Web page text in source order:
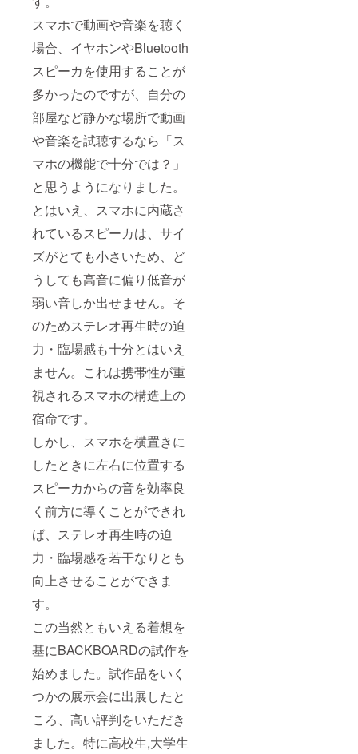
スマホで動画や音楽を聴く
場合、イヤホンやBluetooth
スピーカを使用することが
多かったのですが、自分の
部屋など静かな場所で動画
や音楽を試聴するなら「ス
マホの機能で十分では？」
と思うようになりました。
とはいえ、スマホに内蔵さ
れているスピーカは、サイ
ズがとても小さいため、ど
うしても高音に偏り低音が
弱い音しか出せません。そ
のためステレオ再生時の迫
力・臨場感も十分とはいえ
ません。これは携帯性が重
視されるスマホの構造上の
宿命です。
しかし、スマホを横置きに
したときに左右に位置する
スピーカからの音を効率良
く前方に導くことができれ
ば、ステレオ再生時の迫
力・臨場感を若干なりとも
向上させることができま
す。
この当然ともいえる着想を
基にBACKBOARDの試作を
始めました。試作品をいく
つかの展示会に出展したと
ころ、高い評判をいただき
ました。特に高校生,大学生